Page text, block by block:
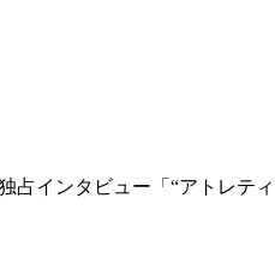
インタビュー「“アトレテ